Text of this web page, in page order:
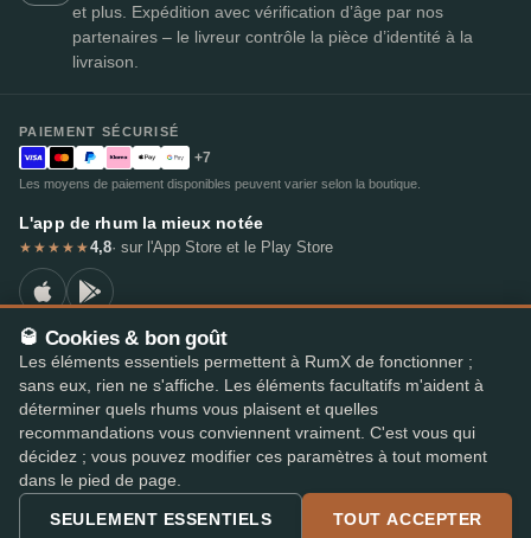
et plus. Expédition avec vérification d’âge par nos
partenaires – le livreur contrôle la pièce d’identité à la
livraison.
PAIEMENT SÉCURISÉ
+7
Les moyens de paiement disponibles peuvent varier selon la boutique.
L'app de rhum la mieux notée
★★★★★4,8· sur l'App Store et le Play Store
RumX® est une marque de l'Union européenne enregistrée (EUTM n° 018407164).
Mentions légales Politique de confidentialité
Préférences en matière de cookiesConditions générales
🥃 Cookies & bon goût
Les éléments essentiels permettent à RumX de fonctionner ;
sans eux, rien ne s'affiche. Les éléments facultatifs m'aident à
déterminer quels rhums vous plaisent et quelles
recommandations vous conviennent vraiment. C'est vous qui
décidez ; vous pouvez modifier ces paramètres à tout moment
dans le pied de page.
SEULEMENT ESSENTIELS TOUT ACCEPTER